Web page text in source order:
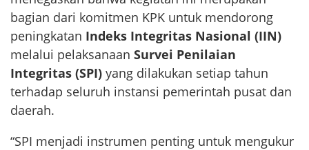
bagian dari komitmen KPK untuk mendorong
peningkatan Indeks Integritas Nasional (IIN)
melalui pelaksanaan Survei Penilaian
Integritas (SPI) yang dilakukan setiap tahun
terhadap seluruh instansi pemerintah pusat dan
daerah.
“SPI menjadi instrumen penting untuk mengukur